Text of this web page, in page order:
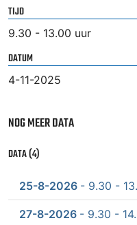
TIJD
9.30 - 13.00 uur
DATUM
4-11-2025
NOG MEER DATA
DATA (4)
25-8-2026 - 9.30 -
27-8-2026 - 9.30 -